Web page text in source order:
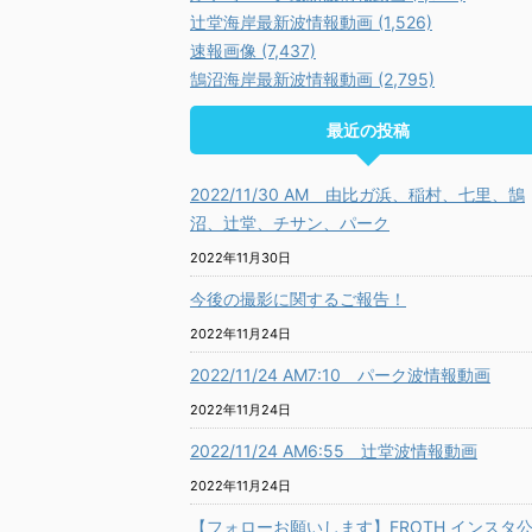
辻堂海岸最新波情報動画 (1,526)
速報画像 (7,437)
鵠沼海岸最新波情報動画 (2,795)
最近の投稿
2022/11/30 AM 由比ガ浜、稲村、七里、鵠
沼、辻堂、チサン、パーク
2022年11月30日
今後の撮影に関するご報告！
2022年11月24日
2022/11/24 AM7:10 パーク波情報動画
2022年11月24日
2022/11/24 AM6:55 辻堂波情報動画
2022年11月24日
【フォローお願いします】FROTH インスタ公